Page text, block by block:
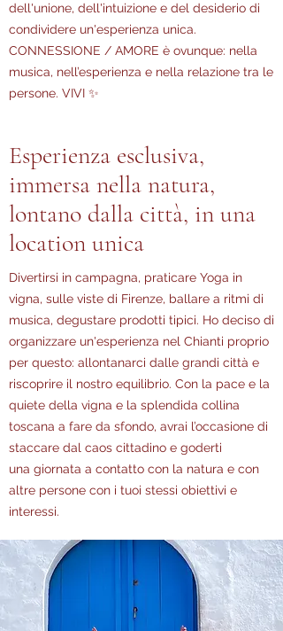
dell'unione, dell'intuizione e del desiderio di
condividere un'esperienza unica.
CONNESSIONE / AMORE è ovunque: nella
musica, nell’esperienza e nella relazione tra le
persone. VIVI ✨
Esperienza esclusiva,
immersa nella natura,
lontano dalla città, in una
location unica
Divertirsi in campagna, praticare Yoga in
vigna, sulle viste di Firenze, ballare a ritmi di
musica, degustare prodotti tipici. Ho deciso di
organizzare un'esperienza nel Chianti proprio
per questo: allontanarci dalle grandi città e
riscoprire il nostro equilibrio. Con la pace e la
quiete della vigna e la splendida collina
toscana a fare da sfondo, avrai l’occasione di
staccare dal caos cittadino e goderti
una giornata a contatto con la natura e con
altre persone con i tuoi stessi obiettivi e
interessi.